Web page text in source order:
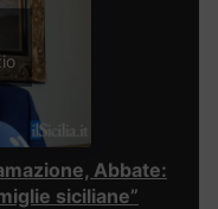
Abbate:
siciliane”